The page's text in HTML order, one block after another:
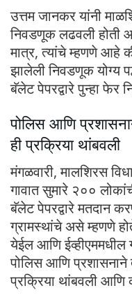
उत्तम जानकर यांनी
निवडणूक लढवली होती
मात्र, त्यांचे म्हणणे आहे
झालेली निवडणूक योग्य
बॅलेट पेपरद्वारे पुन्हा फेर
पोलिस आणि
ही प्रक्रिया थांबवली
मंगळवारी, मालशिरस
गावात सुमारे २००
बॅलेट पेपरद्वारे मतदान
ग्रामस्थांचे असे म्हणणे
येईल आणि ईव्हीएममधील
पोलिस आणि प्रशासनाने
प्रक्रिया थांबवली आणि